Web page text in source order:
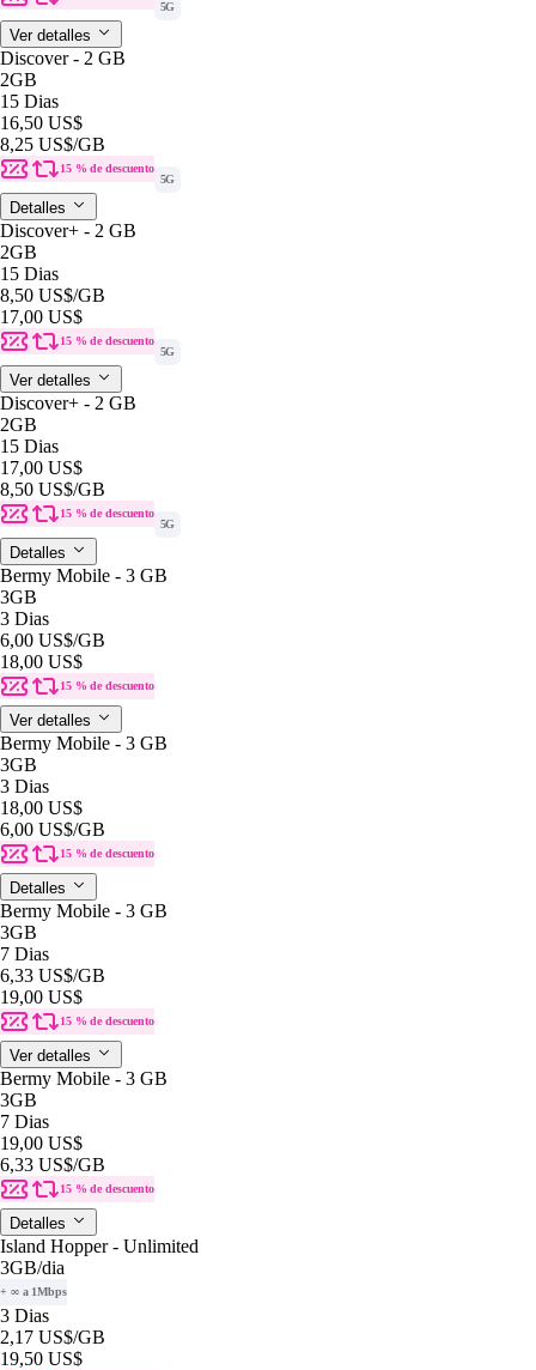
5G
Ver detalles
Discover - 2 GB
2GB
15 Dias
16,50 US$
8,25 US$/GB
15 % de descuento
5G
Detalles
Discover+ - 2 GB
2GB
15 Dias
8,50 US$/GB
17,00 US$
15 % de descuento
5G
Ver detalles
Discover+ - 2 GB
2GB
15 Dias
17,00 US$
8,50 US$/GB
15 % de descuento
5G
Detalles
Bermy Mobile - 3 GB
3GB
3 Dias
6,00 US$/GB
18,00 US$
15 % de descuento
Ver detalles
Bermy Mobile - 3 GB
3GB
3 Dias
18,00 US$
6,00 US$/GB
15 % de descuento
Detalles
Bermy Mobile - 3 GB
3GB
7 Dias
6,33 US$/GB
19,00 US$
15 % de descuento
Ver detalles
Bermy Mobile - 3 GB
3GB
7 Dias
19,00 US$
6,33 US$/GB
15 % de descuento
Detalles
Island Hopper - Unlimited
3GB/dia
+ ∞ a 1Mbps
3 Dias
2,17 US$/GB
19,50 US$